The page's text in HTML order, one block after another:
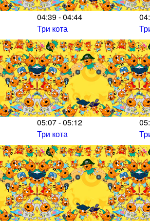
04:39 - 04:44
Три кота
05:07 - 05:12
Три кота